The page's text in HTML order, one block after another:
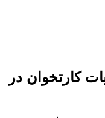
کارتخوان در